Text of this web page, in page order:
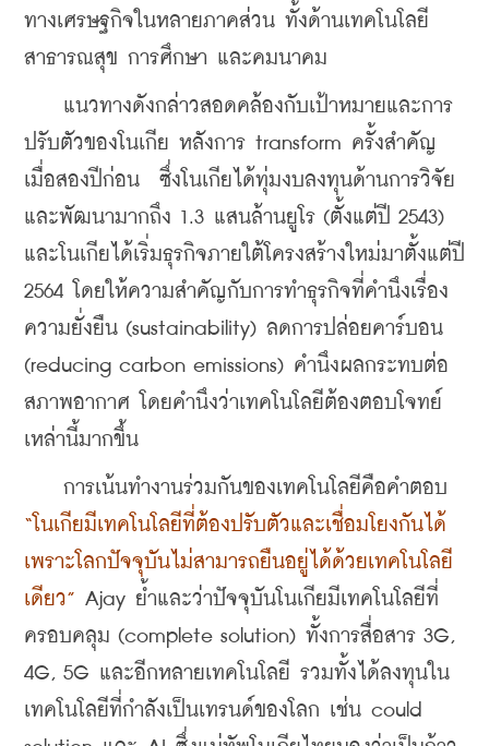
ทางเศรษฐกิจในหลายภาคส่วน ทั้งด้านเทคโนโลยี
สาธารณสุข การศึกษา และคมนาคม
แนวทางดังกล่าวสอดคล้องกับเป้าหมายและการ
ปรับตัวของโนเกีย หลังการ transform ครั้งสำคัญ
เมื่อสองปีก่อน  ซึ่งโนเกียได้ทุ่มงบลงทุนด้านการวิจัย
และพัฒนามากถึง 1.3 แสนล้านยูโร (ตั้งแต่ปี 2543)
และโนเกียได้เริ่มธุรกิจภายใต้โครงสร้างใหม่มาตั้งแต่ปี
2564 โดยให้ความสำคัญกับการทำธุรกิจที่คำนึงเรื่อง
ความยั่งยืน (sustainability) ลดการปล่อยคาร์บอน
(reducing carbon emissions) คำนึงผลกระทบต่อ
สภาพอากาศ โดยคำนึงว่าเทคโนโลยีต้องตอบโจทย์
เหล่านี้มากขึ้น
“โนเกียมีเทคโนโลยีที่ต้องปรับตัวและเชื่อมโยงกันได้
เพราะโลกปัจจุบันไม่สามารถยืนอยู่ได้ด้วยเทคโนโลยี
เดียว” Ajay ย้ำและว่าปัจจุบันโนเกียมีเทคโนโลยีที่
ครอบคลุม (complete solution) ทั้งการสื่อสาร 3G,
4G, 5G และอีกหลายเทคโนโลยี รวมทั้งได้ลงทุนใน
เทคโนโลยีที่กำลังเป็นเทรนด์ของโลก เช่น could